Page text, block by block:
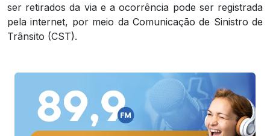
ser retirados da via e a ocorrência pode ser registrada
pela internet, por meio da Comunicação de Sinistro de
Trânsito (CST).